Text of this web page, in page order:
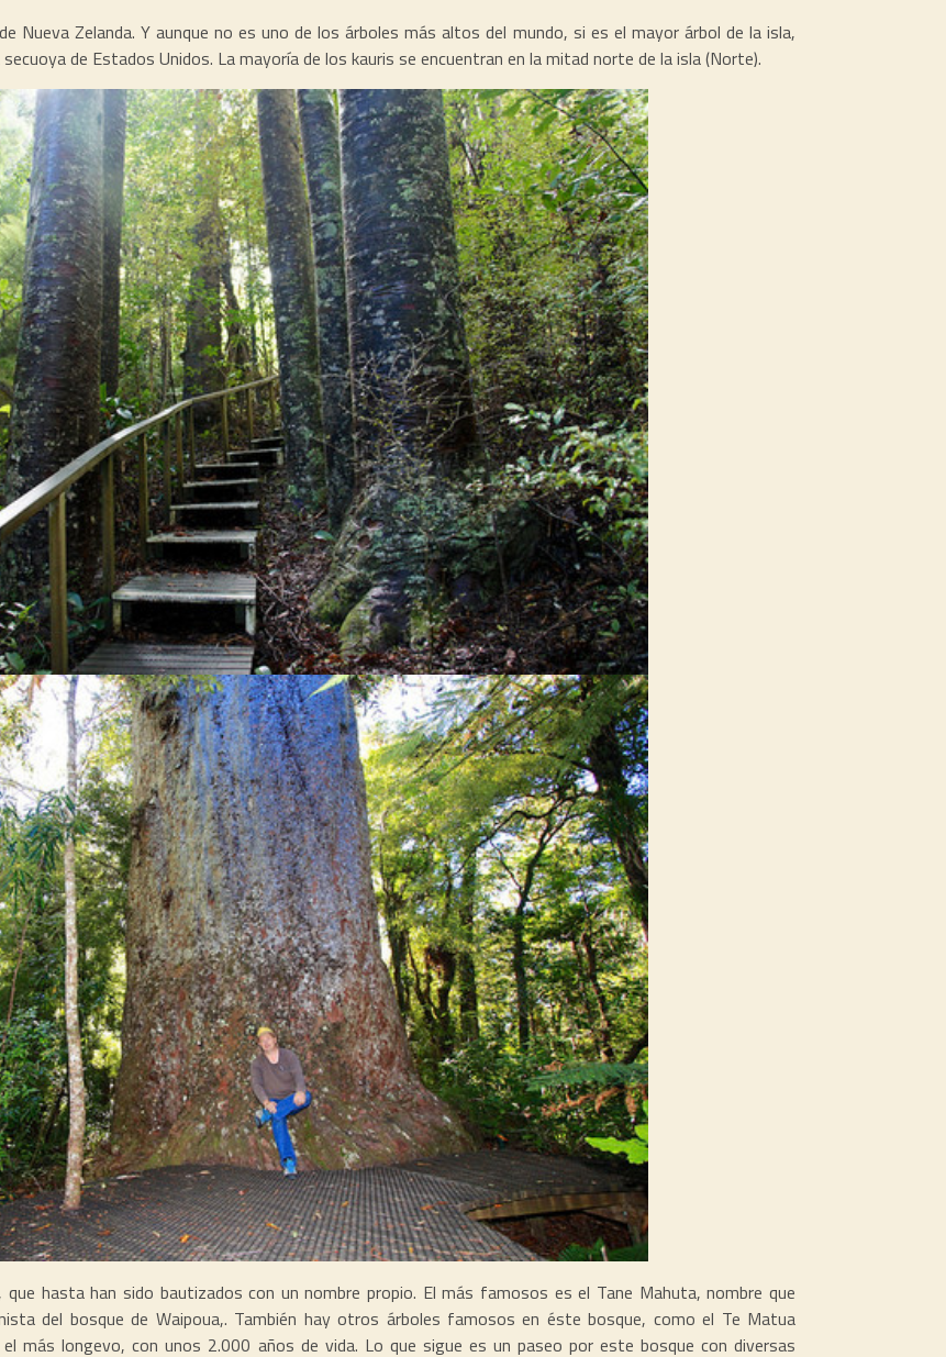
Nueva Zelanda. Y aunque no es uno de los árboles más altos del mundo, si es el mayor árbol de la isla,
de Estados Unidos. La mayoría de los kauris se encuentran en la mitad norte de la isla (Norte).
hasta han sido bautizados con un nombre propio. El más famosos es el Tane Mahuta, nombre que
del bosque de Waipoua,. También hay otros árboles famosos en éste bosque, como el Te Matua
más longevo, con unos 2.000 años de vida. Lo que sigue es un paseo por este bosque con diversas